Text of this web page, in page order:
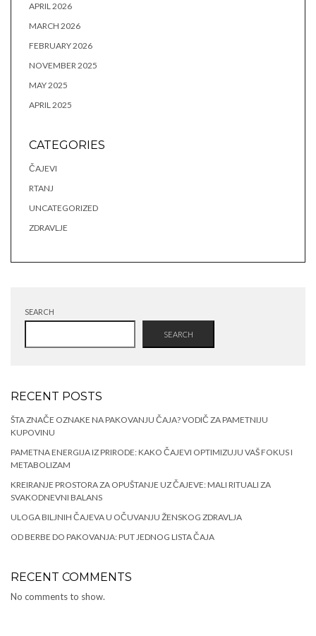
APRIL 2026
MARCH 2026
FEBRUARY 2026
NOVEMBER 2025
MAY 2025
APRIL 2025
CATEGORIES
ČAJEVI
RTANJ
UNCATEGORIZED
ZDRAVLJE
SEARCH
SEARCH
RECENT POSTS
ŠTA ZNAČE OZNAKE NA PAKOVANJU ČAJA? VODIČ ZA PAMETNIJU
KUPOVINU
PAMETNA ENERGIJA IZ PRIRODE: KAKO ČAJEVI OPTIMIZUJU VAŠ FOKUS I
METABOLIZAM
KREIRANJE PROSTORA ZA OPUŠTANJE UZ ČAJEVE: MALI RITUALI ZA
SVAKODNEVNI BALANS
ULOGA BILJNIH ČAJEVA U OČUVANJU ŽENSKOG ZDRAVLJA
OD BERBE DO PAKOVANJA: PUT JEDNOG LISTA ČAJA
RECENT COMMENTS
No comments to show.